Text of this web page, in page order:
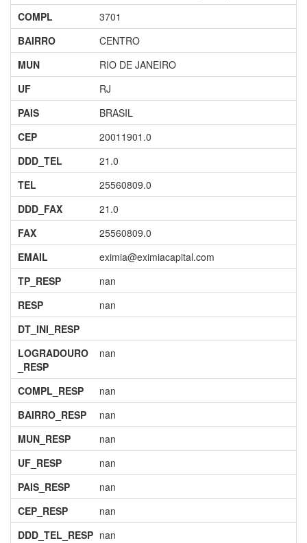
COMPL
3701
BAIRRO
CENTRO
MUN
RIO DE JANEIRO
UF
RJ
PAIS
BRASIL
CEP
20011901.0
DDD_TEL
21.0
TEL
25560809.0
DDD_FAX
21.0
FAX
25560809.0
EMAIL
eximia@eximiacapital.com
TP_RESP
nan
RESP
nan
DT_INI_RESP
LOGRADOURO
_RESP
nan
COMPL_RESP
nan
BAIRRO_RESP
nan
MUN_RESP
nan
UF_RESP
nan
PAIS_RESP
nan
CEP_RESP
nan
DDD_TEL_RESP nan